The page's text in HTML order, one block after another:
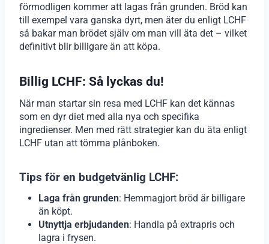
förmodligen kommer att lagas från grunden. Bröd kan
till exempel vara ganska dyrt, men äter du enligt LCHF
så bakar man brödet själv om man vill äta det – vilket
definitivt blir billigare än att köpa.
Billig LCHF: Så lyckas du!
När man startar sin resa med LCHF kan det kännas
som en dyr diet med alla nya och specifika
ingredienser. Men med rätt strategier kan du äta enligt
LCHF utan att tömma plånboken.
Tips för en budgetvänlig LCHF:
Laga från grunden: Hemmagjort bröd är billigare
än köpt.
Utnyttja erbjudanden: Handla på extrapris och
lagra i frysen.